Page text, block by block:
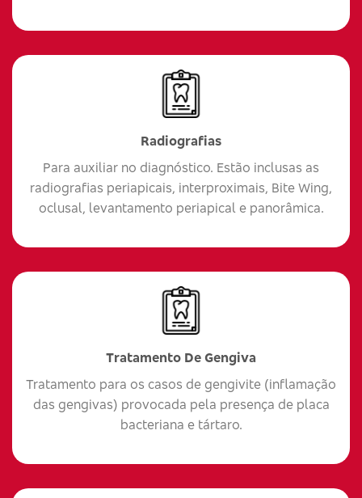
Radiografias
Para auxiliar no diagnóstico. Estão inclusas as
radiografias periapicais, interproximais, Bite Wing,
oclusal, levantamento periapical e panorâmica.
Tratamento De Gengiva
Tratamento para os casos de gengivite (inflamação
das gengivas) provocada pela presença de placa
bacteriana e tártaro.